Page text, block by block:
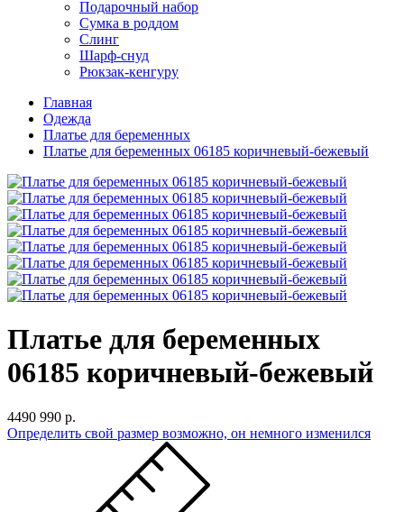
Подарочный набор
Сумка в роддом
Слинг
Шарф-снуд
Рюкзак-кенгуру
Главная
Одежда
Платье для беременных
Платье для беременных 06185 коричневый-бежевый
Платье для беременных
06185 коричневый-бежевый
4490 990 р.
Определить свой размер возможно, он немного изменился